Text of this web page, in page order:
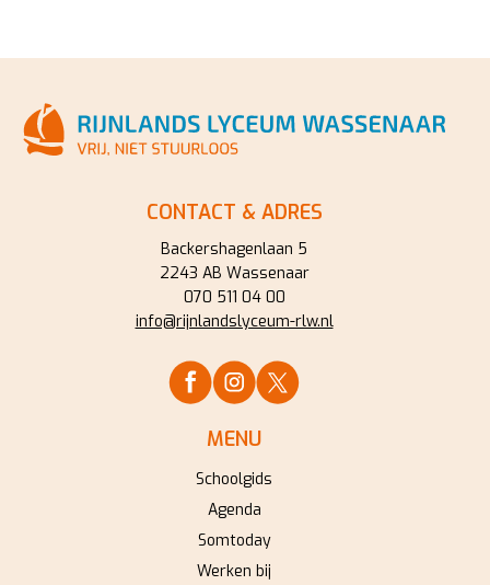
CONTACT & ADRES
Backershagenlaan 5
2243 AB Wassenaar
070 511 04 00
info@rijnlandslyceum-rlw.nl
MENU
Schoolgids
Agenda
Somtoday
Werken bij